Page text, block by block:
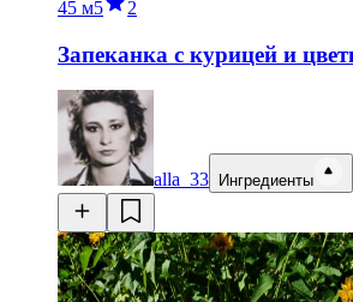
45 м5 2
Запеканка с курицей и
alla_33 Ингредиенты